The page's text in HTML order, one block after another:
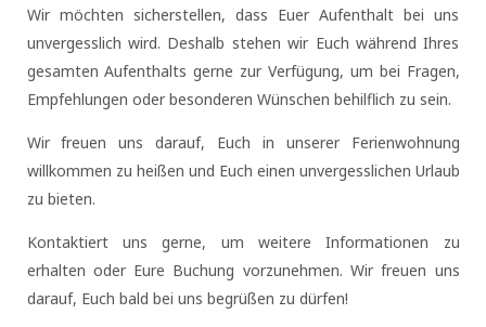
Wir möchten sicherstellen, dass Euer Aufenthalt bei uns
unvergesslich wird. Deshalb stehen wir Euch während Ihres
gesamten Aufenthalts gerne zur Verfügung, um bei Fragen,
Empfehlungen oder besonderen Wünschen behilflich zu sein.
Wir freuen uns darauf, Euch in unserer Ferienwohnung
willkommen zu heißen und Euch einen unvergesslichen Urlaub
zu bieten.
Kontaktiert uns gerne, um weitere Informationen zu
erhalten oder Eure Buchung vorzunehmen. Wir freuen uns
darauf, Euch bald bei uns begrüßen zu dürfen!